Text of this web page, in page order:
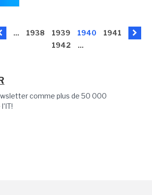
... 1938 1939 1940
1941
1942
...
comme plus de 50 000